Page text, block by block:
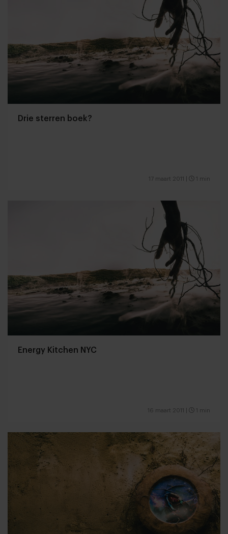
Drie sterren boek?
17 maart 2011 1 min
Energy Kitchen NYC
16 maart 2011 1 min